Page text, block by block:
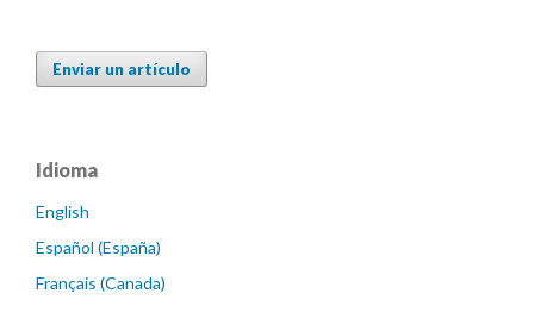
Enviar un artículo
Idioma
English
Español (España)
Français (Canada)